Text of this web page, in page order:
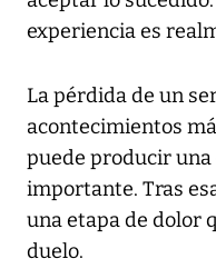
experiencia es
La pérdida de un
acontecimientos
puede producir
importante. Tras
una etapa de dolor
duelo.